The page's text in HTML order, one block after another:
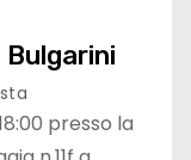
Bulgarini
presso la